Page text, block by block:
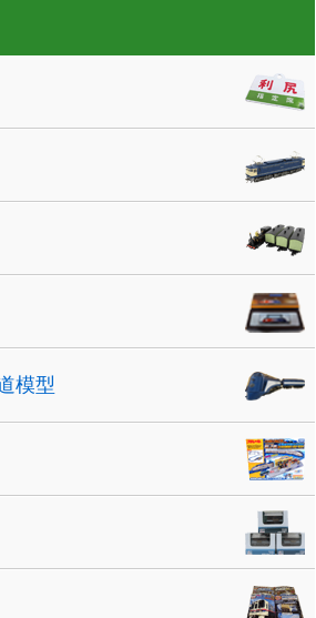
模型